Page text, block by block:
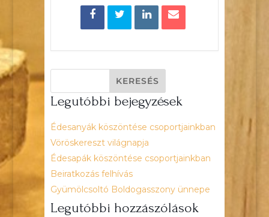
Legutóbbi bejegyzések
Édesanyák köszöntése csoportjainkban
Vöröskereszt világnapja
Édesapák köszöntése csoportjainkban
Beiratkozás felhívás
Gyümölcsoltó Boldogasszony ünnepe
Legutóbbi hozzászólások